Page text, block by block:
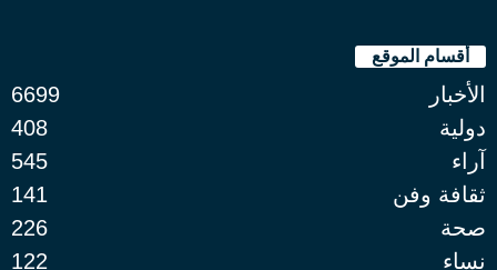
أقسام الموقع
الأخبار
6699
دولية
408
آراء
545
ثقافة وفن
141
صحة
226
نساء
122